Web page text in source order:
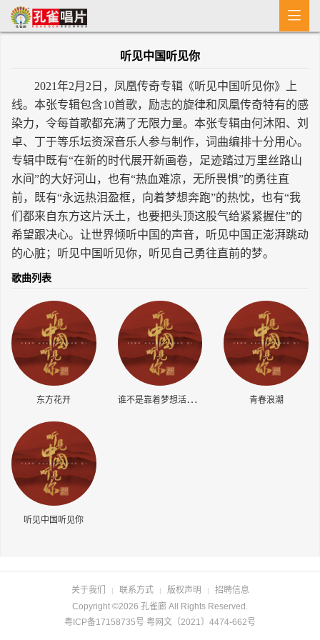
首 页
MV
新闻
艺人介绍
专辑
收歌
长按识别二维码

听见中国听见你
2021年2月2日，凤凰传奇专辑《听见中国听见你》上
线。本张专辑包含10首歌，励志的旋律和凤凰传奇特有的感
染力，令每首歌都充满了无限力量。本张专辑由何沐阳、刘
卓、丁于等乐坛资深音乐人参与制作，词曲编排十分用心。
专辑中既有“在新的时代展开新画卷，足迹踏过万里丝路山
水间”的大好河山，也有“热血难凉，无所畏惧”的勇往直
前，既有“永远热泪盈框，向着梦想奔跑”的热忱，也有“我
们都来自东方这片沃土，也要把头顶这股气给紧紧握住”的
希望跟决心。让世界倾听中国的声音，听见中国正澎湃跳动
的心脏；听见中国听见你，听见自己勇往直前的梦。
歌曲列表
东方花开 谁
不是靠着梦想活到了今天 青春浪潮
听见中国听见你
关于我们 | 联系方式 | 版权声明 |
招聘信息
Copyright ©2026 孔雀廊 All Rights Reserved.
粤ICP备17158735号 粤网文〔2021〕4474-662号